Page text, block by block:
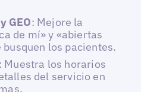
GEO: Mejore la
de mí» y «abiertas
los pacientes.
Muestra los horarios
del servicio en